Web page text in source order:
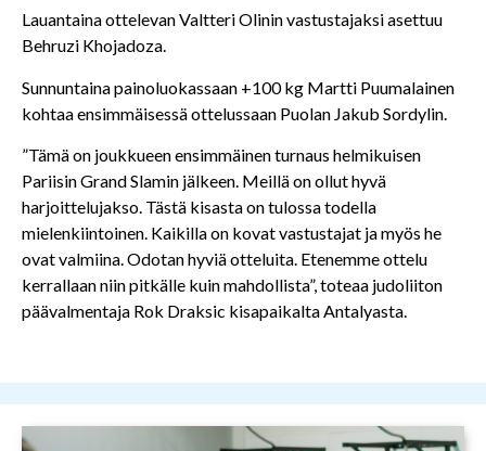
Lauantaina ottelevan Valtteri Olinin vastustajaksi asettuu
Behruzi Khojadoza.
Sunnuntaina painoluokassaan +100 kg Martti Puumalainen
kohtaa ensimmäisessä ottelussaan Puolan Jakub Sordylin.
”Tämä on joukkueen ensimmäinen turnaus helmikuisen
Pariisin Grand Slamin jälkeen. Meillä on ollut hyvä
harjoittelujakso. Tästä kisasta on tulossa todella
mielenkiintoinen. Kaikilla on kovat vastustajat ja myös he
ovat valmiina. Odotan hyviä otteluita. Etenemme ottelu
kerrallaan niin pitkälle kuin mahdollista”, toteaa judoliiton
päävalmentaja Rok Draksic kisapaikalta Antalyasta.